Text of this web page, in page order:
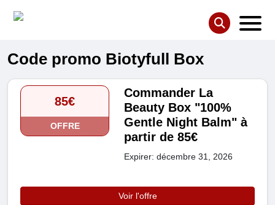
Code promo Biotyfull Box
85€
OFFRE
Commander La
Beauty Box "100%
Gentle Night Balm" à
partir de 85€
Expirer: décembre 31, 2026
Voir l'offre